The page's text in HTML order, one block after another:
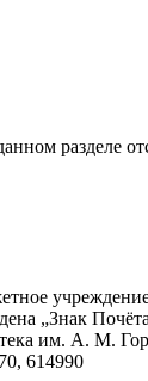
разделе
„Знак
им. А. М.
614990